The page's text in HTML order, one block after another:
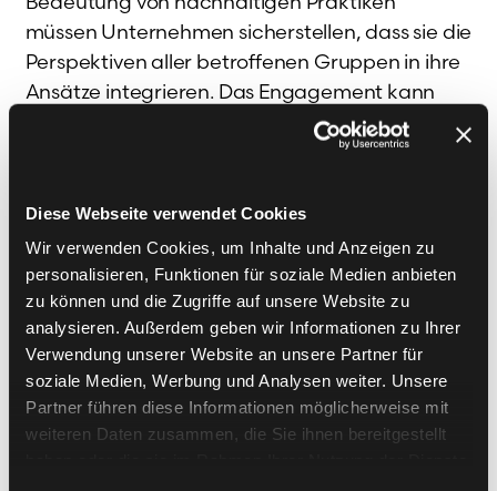
Diese Webseite verwendet Cookies
Wir verwenden Cookies, um Inhalte und Anzeigen zu
personalisieren, Funktionen für soziale Medien anbieten
zu können und die Zugriffe auf unsere Website zu
analysieren. Außerdem geben wir Informationen zu Ihrer
Verwendung unserer Website an unsere Partner für
soziale Medien, Werbung und Analysen weiter. Unsere
Partner führen diese Informationen möglicherweise mit
weiteren Daten zusammen, die Sie ihnen bereitgestellt
müssen Unternehmen sicherstellen, dass sie die
Perspektiven aller betroffenen Gruppen in ihre
Ansätze integrieren. Das Engagement kann
dazu beitragen, umweltbewusste Initiativen
von Stakeholdern zu fördern und nachhaltige
ökologischen als auch sozialen Anforderungen
gerecht werden. Unternehmen sind gefordert,
eine verantwortungsvolle Geschäftsstrategie
zu verfolgen, die Umweltauswirkungen
berücksichtigt und gleichzeitig das
Wohlbefinden der Gemeinschaften, in denen
sie tätig sind, unterstützt. Ein proaktives
Stakeholder Engagement kann vor allem auf
der langfristigen Vision eines Unternehmens zur